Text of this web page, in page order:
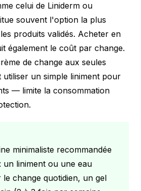
celui de Liniderm ou
souvent l'option la plus
produits validés. Acheter en
également le coût par change.
de change aux seules
un simple liniment pour
— limite la consommation
minimaliste recommandée
un liniment ou une eau
change quotidien, un gel